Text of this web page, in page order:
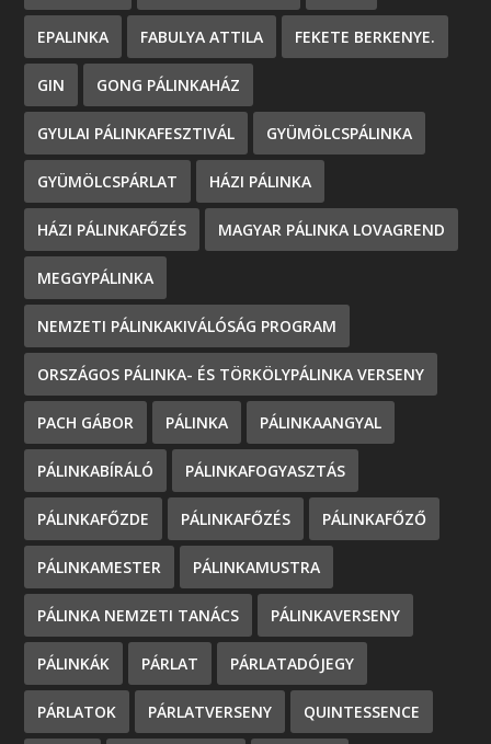
EPALINKA FABULYA ATTILA FEKETE BERKENYE.
GIN GONG PÁLINKAHÁZ
GYULAI PÁLINKAFESZTIVÁL GYÜMÖLCSPÁLINKA
GYÜMÖLCSPÁRLAT HÁZI PÁLINKA
HÁZI PÁLINKAFŐZÉS MAGYAR PÁLINKA LOVAGREND
MEGGYPÁLINKA
NEMZETI PÁLINKAKIVÁLÓSÁG PROGRAM
ORSZÁGOS PÁLINKA- ÉS TÖRKÖLYPÁLINKA VERSENY
PACH GÁBOR PÁLINKA PÁLINKAANGYAL
PÁLINKABÍRÁLÓ PÁLINKAFOGYASZTÁS
PÁLINKAFŐZDE PÁLINKAFŐZÉS PÁLINKAFŐZŐ
PÁLINKAMESTER PÁLINKAMUSTRA
PÁLINKA NEMZETI TANÁCS PÁLINKAVERSENY
PÁLINKÁK PÁRLAT PÁRLATADÓJEGY
PÁRLATOK PÁRLATVERSENY QUINTESSENCE